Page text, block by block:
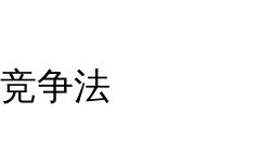
竞争法